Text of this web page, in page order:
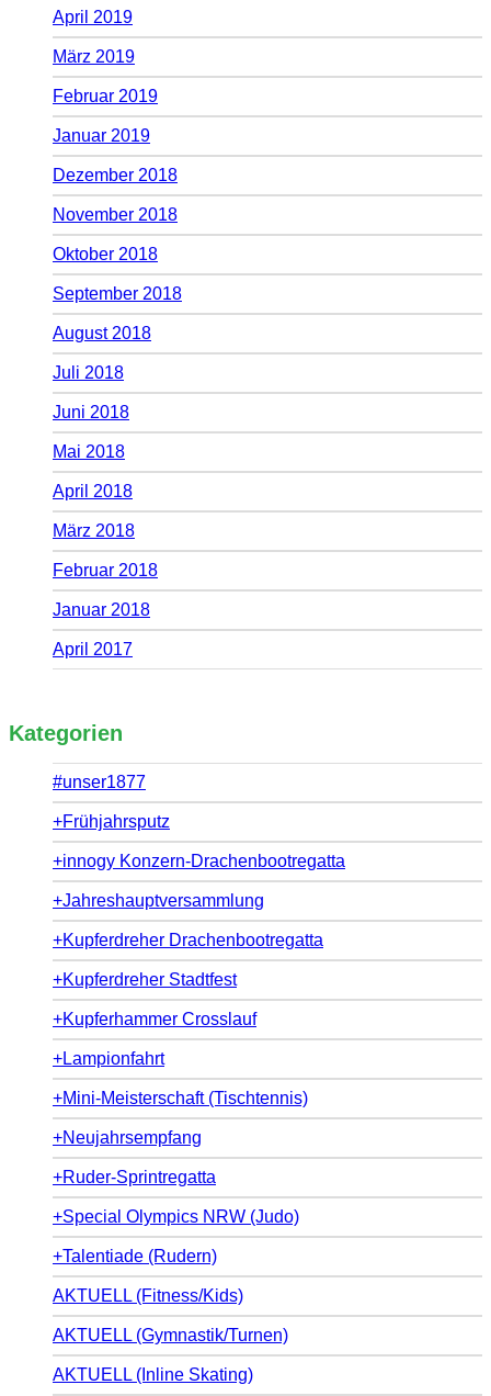
April 2019
März 2019
Februar 2019
Januar 2019
Dezember 2018
November 2018
Oktober 2018
September 2018
August 2018
Juli 2018
Juni 2018
Mai 2018
April 2018
März 2018
Februar 2018
Januar 2018
April 2017
Kategorien
#unser1877
+Frühjahrsputz
+innogy Konzern-Drachenbootregatta
+Jahreshauptversammlung
+Kupferdreher Drachenbootregatta
+Kupferdreher Stadtfest
+Kupferhammer Crosslauf
+Lampionfahrt
+Mini-Meisterschaft (Tischtennis)
+Neujahrsempfang
+Ruder-Sprintregatta
+Special Olympics NRW (Judo)
+Talentiade (Rudern)
AKTUELL (Fitness/Kids)
AKTUELL (Gymnastik/Turnen)
AKTUELL (Inline Skating)